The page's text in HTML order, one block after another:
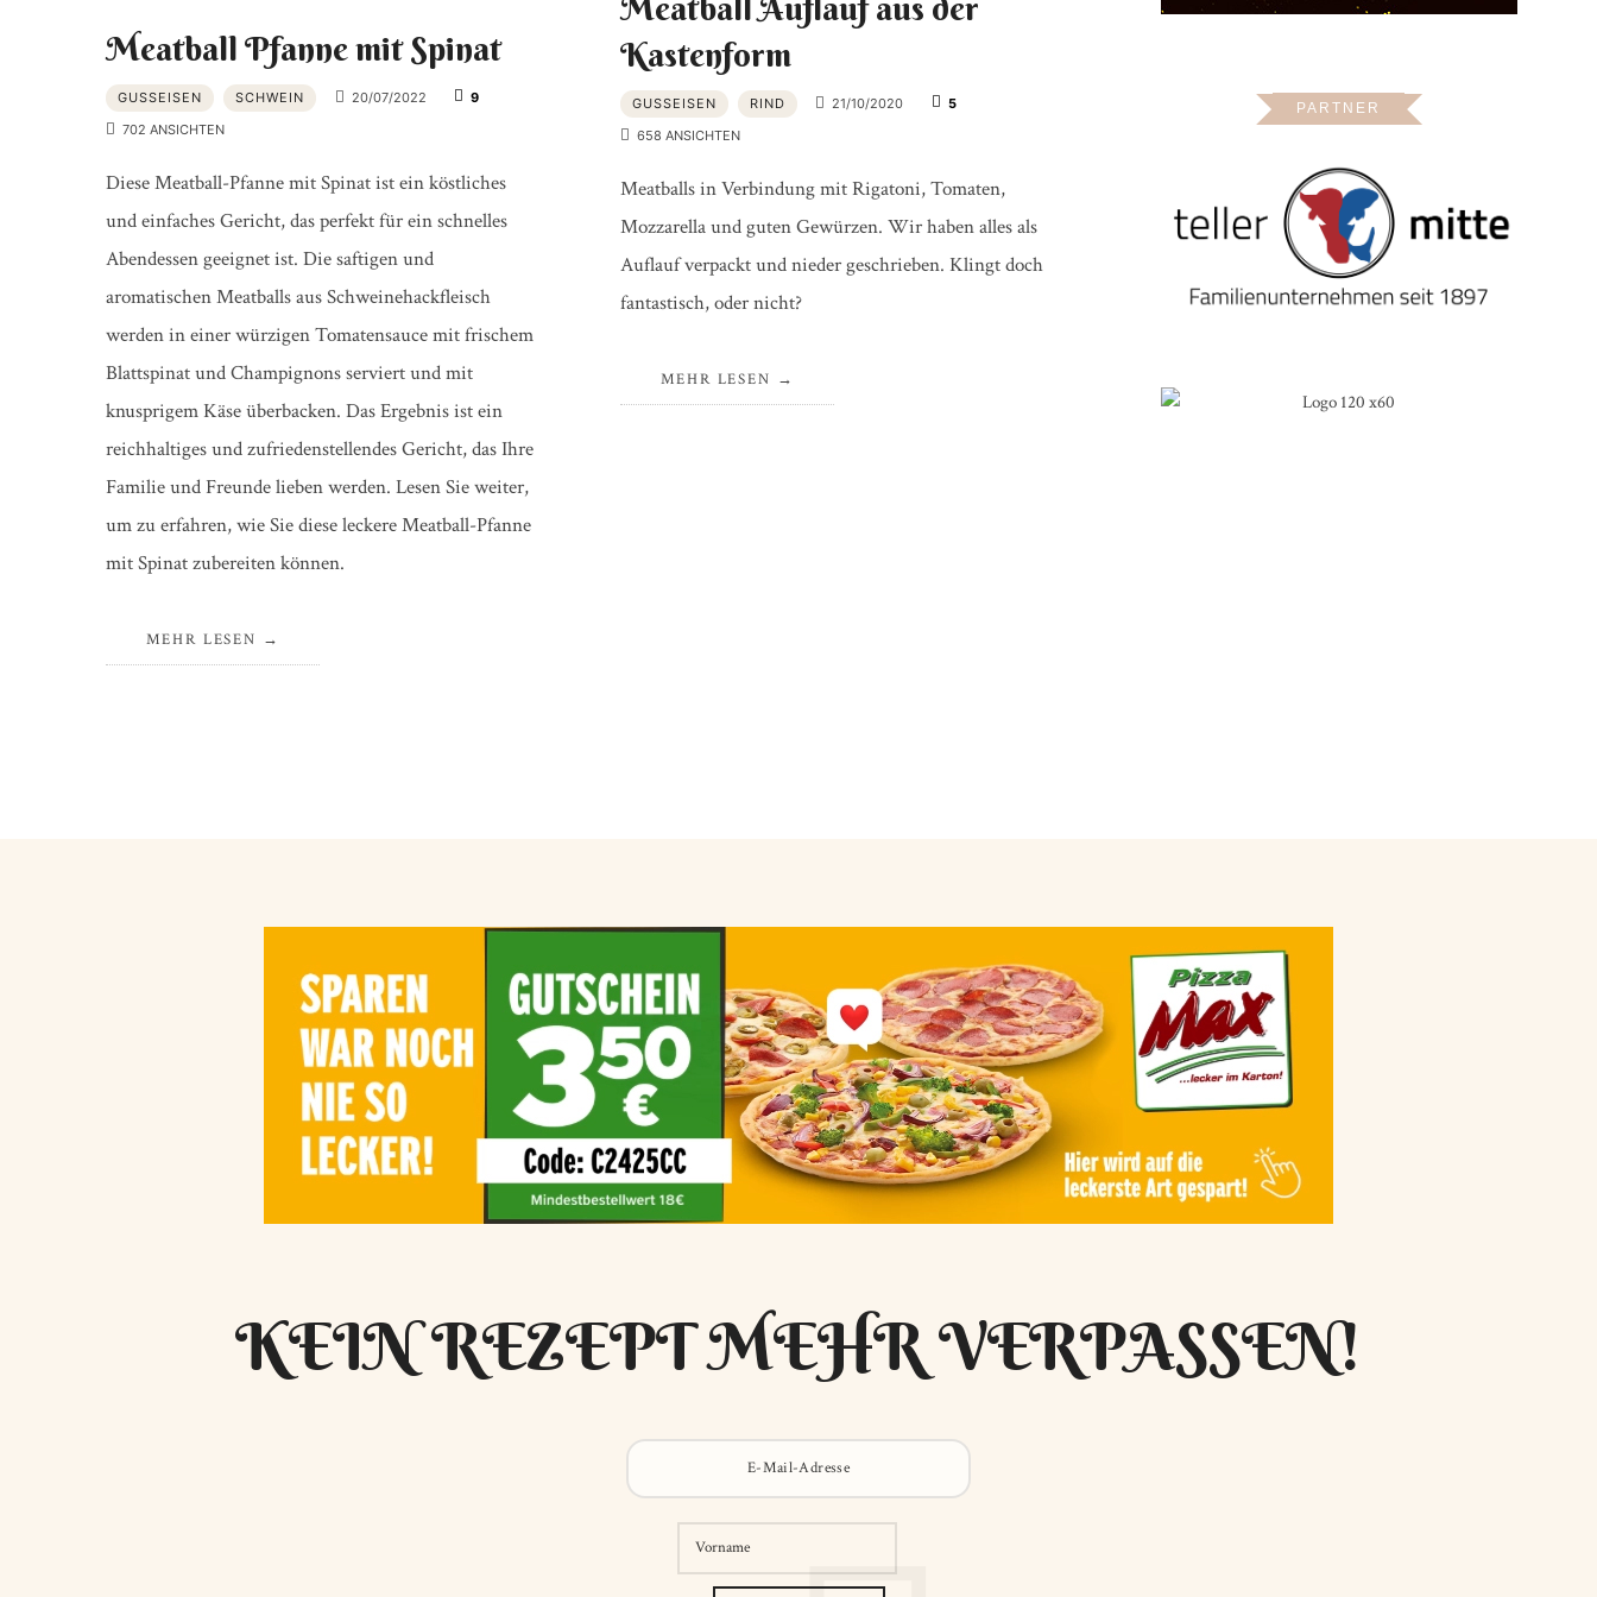
Meatball Pfanne mit Spinat
GUSSEISEN SCHWEIN 20/07/2022
9
702 ANSICHTEN
Diese Meatball-Pfanne mit Spinat ist ein köstliches
und einfaches Gericht, das perfekt für ein schnelles
Abendessen geeignet ist. Die saftigen und
aromatischen Meatballs aus Schweinehackfleisch
werden in einer würzigen Tomatensauce mit frischem
Blattspinat und Champignons serviert und mit
knusprigem Käse überbacken. Das Ergebnis ist ein
reichhaltiges und zufriedenstellendes Gericht, das Ihre
Familie und Freunde lieben werden. Lesen Sie weiter,
um zu erfahren, wie Sie diese leckere Meatball-Pfanne
mit Spinat zubereiten können.
MEHR LESEN
Meatball Auflauf aus der
Kastenform
GUSSEISEN RIND 21/10/2020
5
658 ANSICHTEN
Meatballs in Verbindung mit Rigatoni, Tomaten,
Mozzarella und guten Gewürzen. Wir haben alles als
Auflauf verpackt und nieder geschrieben. Klingt doch
fantastisch, oder nicht?
MEHR LESEN
PARTNER
KEIN REZEPT MEHR VERPASSEN!